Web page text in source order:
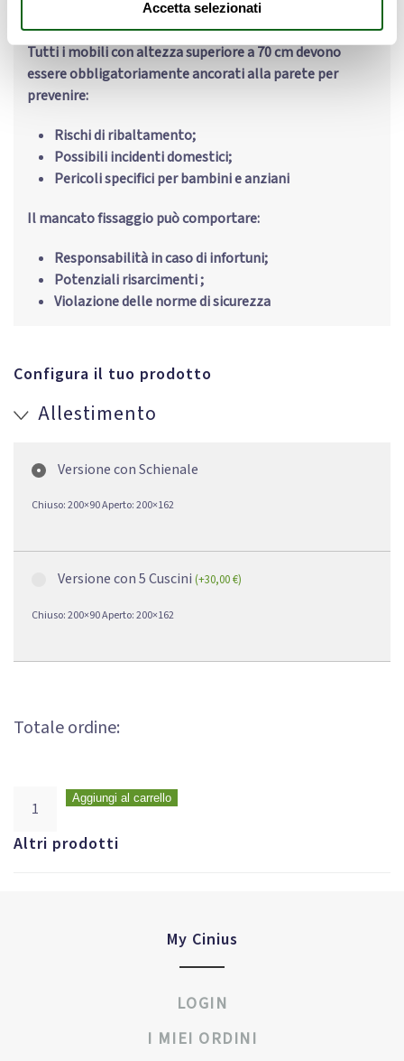
Accetta selezionati
Tutti i mobili con altezza superiore a 70 cm devono
essere obbligatoriamente ancorati alla parete per
prevenire:
Rischi di ribaltamento;
Possibili incidenti domestici;
Pericoli specifici per bambini e anziani
Il mancato fissaggio può comportare:
Responsabilità in caso di infortuni;
Potenziali risarcimenti ;
Violazione delle norme di sicurezza
Configura il tuo prodotto
Allestimento
Versione con Schienale
Chiuso: 200×90 Aperto: 200×162
Versione con 5 Cuscini (+30,00€)
Chiuso: 200×90 Aperto: 200×162
Totale ordine:
Aggiungi al carrello
Altri prodotti
My Cinius
LOGIN
I MIEI ORDINI